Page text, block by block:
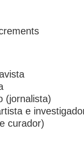
(jornalista)
e
curador)